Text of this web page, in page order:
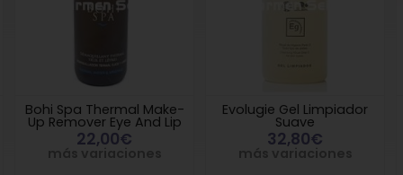
Bohi Spa Thermal Make-
Up Remover Eye And Lip
22,00€
Evolugie Gel Limpiador
Suave
32,80€